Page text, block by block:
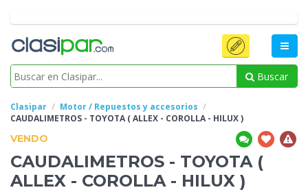
Buscar
Clasipar
Motor / Repuestos y accesorios
CAUDALIMETROS - TOYOTA (ALLEX - COROLLA - HILUX )
VENDO
CAUDALIMETROS - TOYOTA (
ALLEX - COROLLA - HILUX )